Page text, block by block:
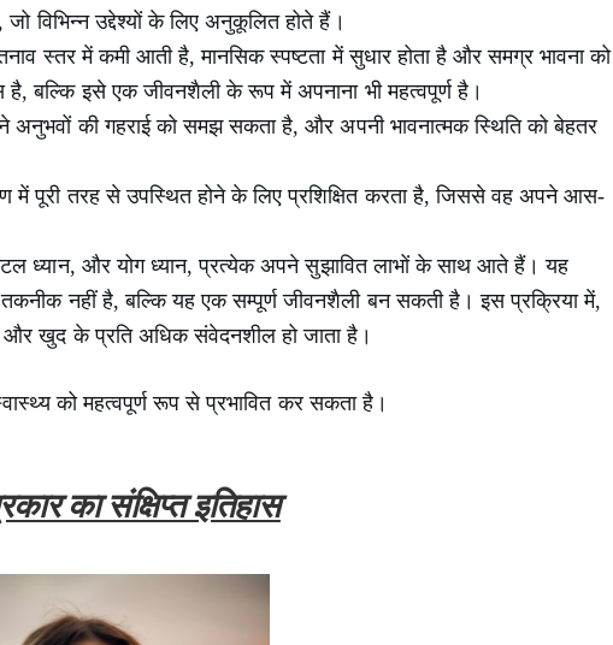
विभिन्न उद्देश्यों के लिए अनुकूलित होते हैं।
स्तर में कमी आती है, मानसिक स्पष्टता में सुधार होता है और समग्र भावना को
बल्कि इसे एक जीवनशैली के रूप में अपनाना भी महत्वपूर्ण है।
अनुभवों की गहराई को समझ सकता है, और अपनी भावनात्मक स्थिति को बेहतर
में पूरी तरह से उपस्थित होने के लिए प्रशिक्षित करता है, जिससे वह अपने आस-
ध्यान, और योग ध्यान, प्रत्येक अपने सुझावित लाभों के साथ आते हैं। यह
नहीं है, बल्कि यह एक सम्पूर्ण जीवनशैली बन सकती है। इस प्रक्रिया में,
और खुद के प्रति अधिक संवेदनशील हो जाता है।
को महत्वपूर्ण रूप से प्रभावित कर सकता है।
का संक्षिप्त इतिहास